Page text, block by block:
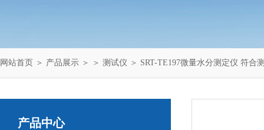
网站首页 ＞ 产品展示 ＞ ＞ 测试仪 ＞ SRT-TE197微量水分测定仪 符合
产品中心